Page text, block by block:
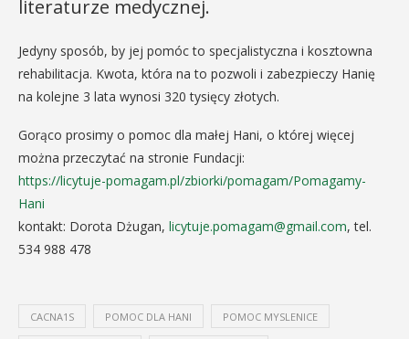
literaturze medycznej.
Jedyny sposób, by jej pomóc to specjalistyczna i kosztowna
rehabilitacja. Kwota, która na to pozwoli i zabezpieczy Hanię
na kolejne 3 lata wynosi 320 tysięcy złotych.
Gorąco prosimy o pomoc dla małej Hani, o której więcej
można przeczytać na stronie Fundacji:
https://licytuje-pomagam.pl/zbiorki/pomagam/Pomagamy-
Hani
kontakt: Dorota Dżugan, licytuje.pomagam@gmail.com, tel.
534 988 478
CACNA1S POMOC DLA HANI POMOC MYSLENICE